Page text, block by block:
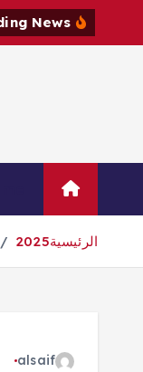
الرئيسية2025
alsaif